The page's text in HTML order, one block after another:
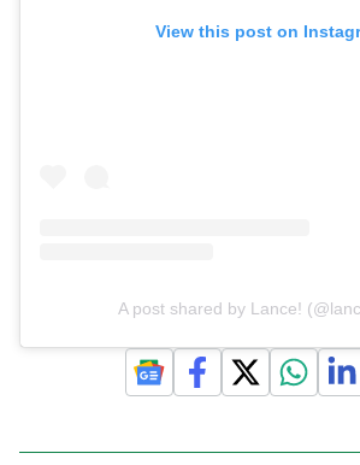
View this post on
A post shared by Lance!